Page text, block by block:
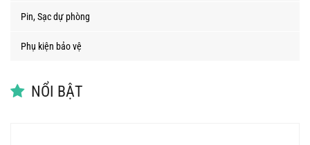
Pin, Sạc dự phòng
Phụ kiện bảo vệ
NỔI BẬT